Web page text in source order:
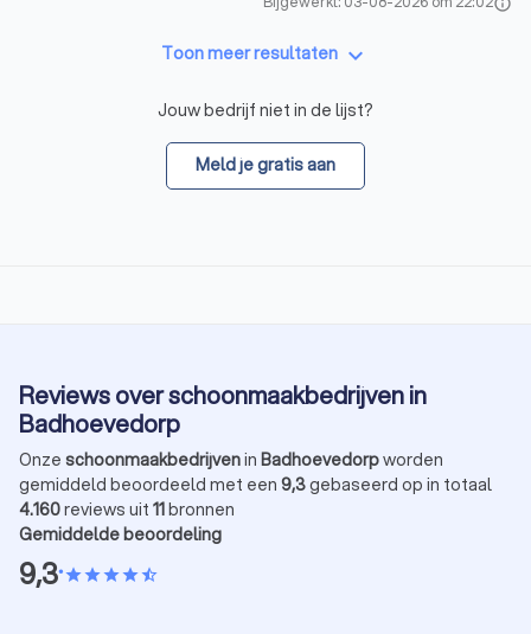
Toon meer resultaten keyboard_arrow_down
Jouw bedrijf niet in de lijst?
Meld je gratis aan
Reviews over schoonmaakbedrijven in
Badhoevedorp
Onze schoonmaakbedrijvenin Badhoevedorpworden
gemiddeld beoordeeld met een 9,3gebaseerd op in totaal
4.160reviews uit 11bronnen
Gemiddelde beoordeling
9,3•starstarstarstarstar_half